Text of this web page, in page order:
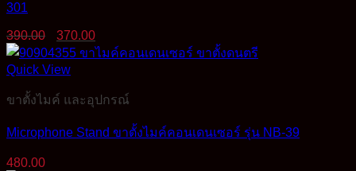
301
390.00
Original
price
was:
390.00฿.
370.00
price
is:
Quick View
ขาตั้งไมค์ และอุปกรณ์
Microphone Stand ขาตั้งไมค์คอนเดนเซอร์ รุ่น NB-39
480.00